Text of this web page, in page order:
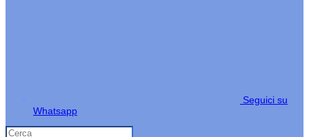
Seguici su
Whatsapp